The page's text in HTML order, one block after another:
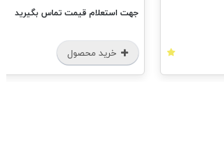
جهت استعلام قیمت تماس بگیرید
خرید محصول